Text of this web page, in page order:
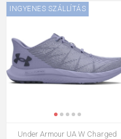
INGYENES SZÁLLÍTÁS
Under Armour UA W Charged